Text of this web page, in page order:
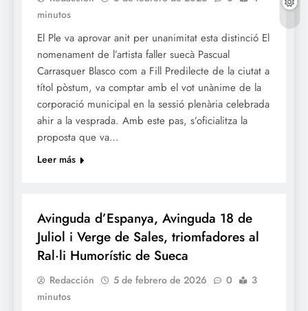
minutos
El Ple va aprovar anit per unanimitat esta distinció El
nomenament de l’artista faller suecà Pascual
Carrasquer Blasco com a Fill Predilecte de la ciutat a
títol pòstum, va comptar amb el vot unànime de la
corporació municipal en la sessió plenària celebrada
ahir a la vesprada. Amb este pas, s’oficialitza la
proposta que va…
Leer más
Avinguda d’Espanya, Avinguda 18 de
Juliol i Verge de Sales, triomfadores al
Ral·li Humorístic de Sueca
Redacción 5 de febrero de 2026 0
3
minutos